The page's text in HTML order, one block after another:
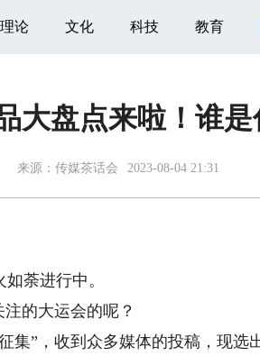
理论 文化 科技 教育
大盘点来啦！谁是
来源： 传媒茶话会 2023-08-04 21:31
荼进行中。
的大运会的呢？
”，收到众多媒体的投稿，现选